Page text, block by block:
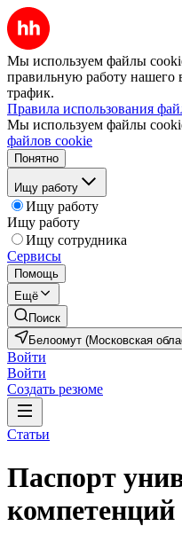
Мы используем файлы
правильную работу нашего
трафик.
Правила использования
Мы используем файлы
файлов cookie
Понятно
Ищу работу
Ищу работу
Ищу работу
Ищу сотрудника
Сервисы
Помощь
Ещё
Поиск
Белоомут (Московская
Войти
Войти
Создать резюме
Статьи
Паспорт
компетенций